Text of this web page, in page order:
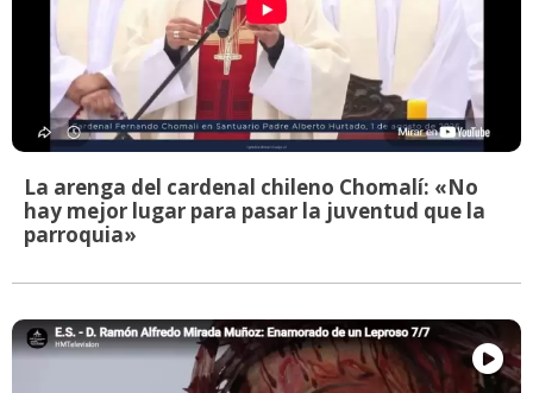
La arenga del cardenal chileno Chomalí: «No
hay mejor lugar para pasar la juventud que la
parroquia»